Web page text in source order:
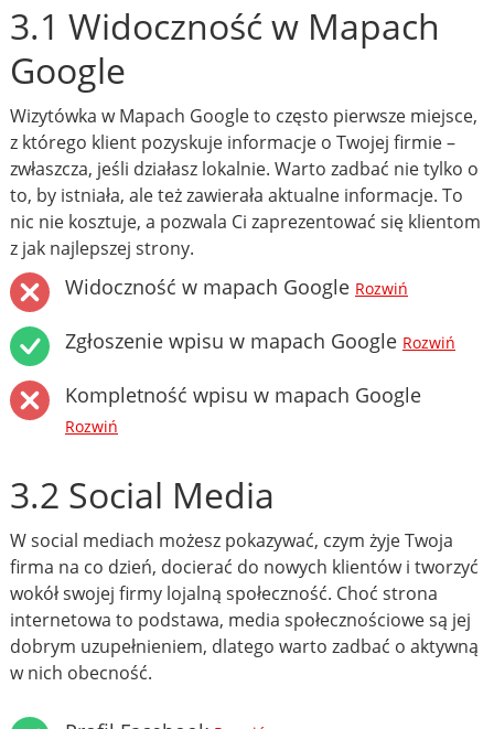
3.1 Widoczność w Mapach
Google
Wizytówka w Mapach Google to często pierwsze miejsce,
z którego klient pozyskuje informacje o Twojej firmie –
zwłaszcza, jeśli działasz lokalnie. Warto zadbać nie tylko o
to, by istniała, ale też zawierała aktualne informacje. To
nic nie kosztuje, a pozwala Ci zaprezentować się klientom
z jak najlepszej strony.
Widoczność w mapach Google Rozwiń
Zgłoszenie wpisu w mapach Google Rozwiń
Kompletność wpisu w mapach Google
Rozwiń
3.2 Social Media
W social mediach możesz pokazywać, czym żyje Twoja
firma na co dzień, docierać do nowych klientów i tworzyć
wokół swojej firmy lojalną społeczność. Choć strona
internetowa to podstawa, media społecznościowe są jej
dobrym uzupełnieniem, dlatego warto zadbać o aktywną
w nich obecność.